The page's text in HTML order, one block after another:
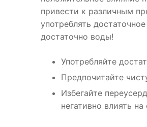
привести к различным
употреблять
достаточно воды!
Употребляйте
Предпочитайте
Избегайте
негативно влиять